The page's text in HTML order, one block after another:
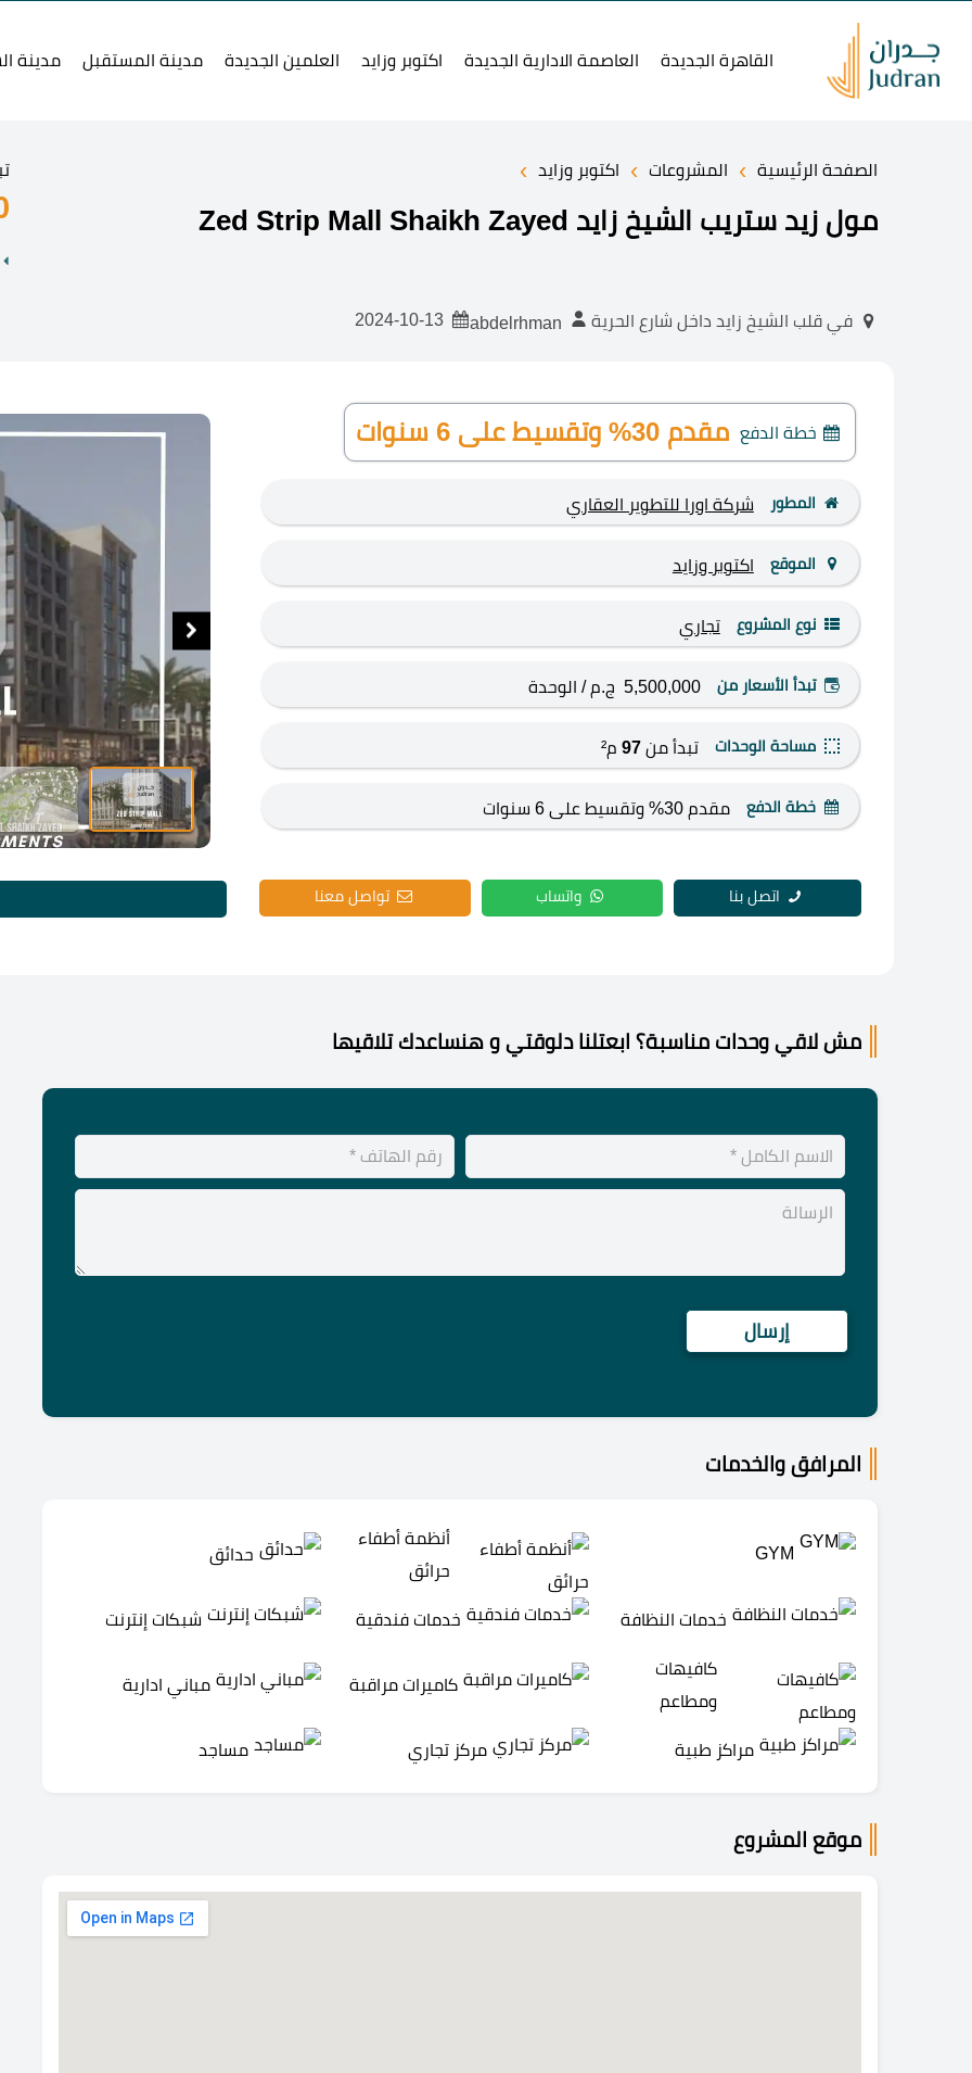
القاهرة الجديدة العاصمة الادارية الجديدة اكتوبر وزايد العلمين الجديدة مدينة المستقبل مدينة
الصفحة الرئيسية › المشروعات › اكتوبر وزايد ›
مول زيد ستريب الشيخ زايد Zed Strip Mall Shaikh Zayed
في قلب الشيخ زايد داخل شارع الحرية
خطة الدفع مقدم 30% وتقسيط على 6 سنوات
المطور شركة اورا للتطوير العقاري
الموقع اكتوبر وزايد
نوع المشروع تجاري
تبدأ الأسعار من 5,500,000 ج.م / الوحدة
مساحة الوحدات تبدأ من97 م²
خطة الدفع مقدم 30% وتقسيط على 6 سنوات
اتصل بنا واتساب تواصل معنا
مش لاقي وحدات مناسبة؟ ابعتلنا دلوقتي و هنساعدك تلاقيها
المرافق والخدمات
GYM
أنظمة أطفاء
حرائق
حدائق
خدمات النظافة خدمات فندقية شبكات إنترنت
كافيهات
ومطاعم
كاميرات مراقبة مباني ادارية
مراكز طبية مركز تجاري مساجد
موقع المشروع
Montana State Income Tax